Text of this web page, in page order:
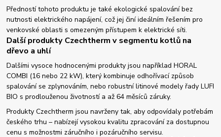
Předností tohoto produktu je také ekologické spalování bez
nutnosti elektrického napájení, což jej činí ideálním řešením pro
venkovské oblasti s omezeným přístupem k elektrické síti.
Další produkty Czechtherm v segmentu kotlů na
dřevo a uhlí
Dalšími vysoce hodnocenými produkty jsou například HORAL
COMBI (16 nebo 22 kW), který kombinuje odhořívací způsob
spalování se zplynováním, nebo robustní litinové modely řady LUFI
BIO s prodlouženou životností a až 64 měsíců záruky.
Produkty Czechtherm jsou navrženy tak, aby odpovídaly potřebám
českého trhu – nabízejí vysokou kvalitu zpracování za dostupnou
cenu s možnostmi záručního i pozáručního servisu.